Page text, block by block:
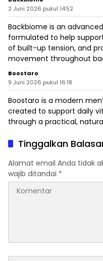
2 Juni 2026 pukul 14:52
Backbiome is an
formulated to help
of built-up tension, and
movement throughout
Boostaro
9 Juni 2026 pukul 16:18
Boostaro is a modern
created to support daily
through a practical,
Tinggalkan
Alamat email Anda tidak
wajib ditandai *